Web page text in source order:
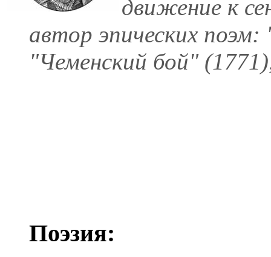
движение к
автор эпических
"Чеменский бой"
Поэзия: